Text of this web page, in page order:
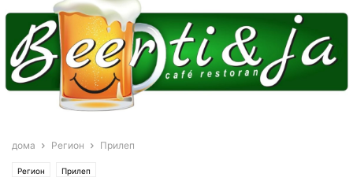
дома Регион Прилеп
Регион Прилеп